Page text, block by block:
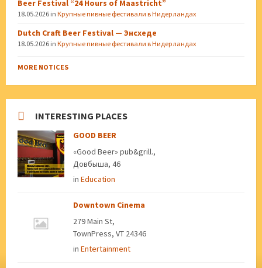
Beer Festival “24 Hours of Maastricht”
18.05.2026 in Крупные пивные фестивали в Нидерландах
Dutch Craft Beer Festival — Энсхеде
18.05.2026 in Крупные пивные фестивали в Нидерландах
MORE NOTICES
INTERESTING PLACES
GOOD BEER
«Good Beer» pub&grill.,
Довбыша, 46
in Education
Downtown Cinema
279 Main St,
TownPress, VT 24346
in Entertainment